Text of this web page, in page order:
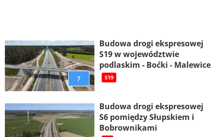
7
Budowa drogi ekspresowej
S19 w województwie
podlaskim - Boćki - Malewice
S19
Budowa drogi ekspresowej
S6 pomiędzy Słupskiem i
Bobrownikami